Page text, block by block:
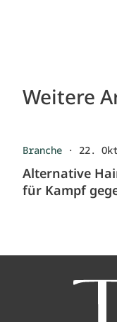
Weitere
Branche · 22.
Alternative
für Kampf